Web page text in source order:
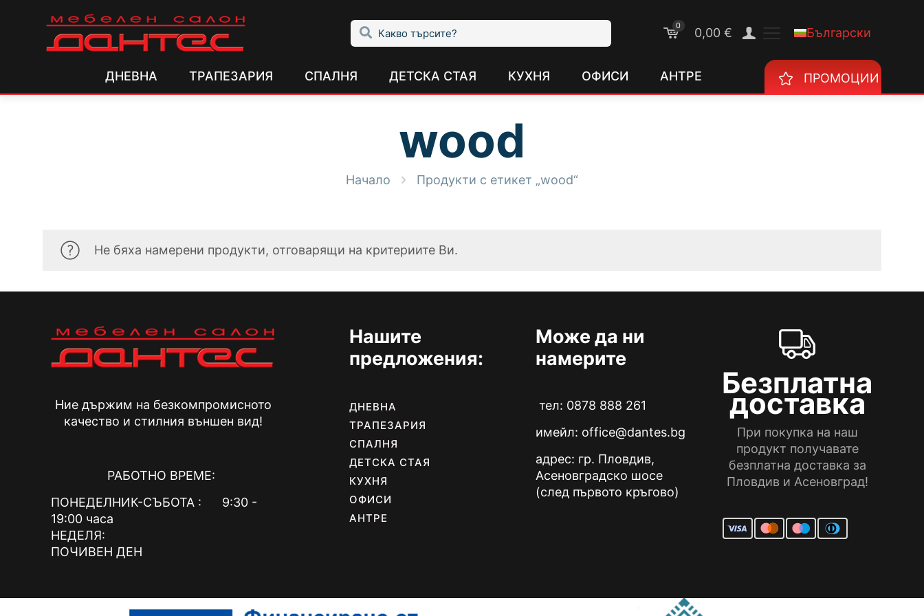
0 0,00 € Български
ДНЕВНА ТРАПЕЗАРИЯ СПАЛНЯ ДЕТСКА СТАЯ КУХНЯ ОФИСИ АНТРЕ ПРОМОЦИИ
wood
Начало Продукти с етикет „wood“
Не бяха намерени продукти, отговарящи на критериите Ви.
Ние държим на безкомпромисното
качество и стилния външен вид!
РАБОТНО ВРЕМЕ:
ПОНЕДЕЛНИК-СЪБОТА : 9:30 -
19:00 часа
НЕДЕЛЯ:
ПОЧИВЕН ДЕН
Нашите
предложения:
ДНЕВНА
ТРАПЕЗАРИЯ
СПАЛНЯ
ДЕТСКА СТАЯ
КУХНЯ
ОФИСИ
АНТРЕ
Може да ни
намерите
тел: 0878 888 261
имейл: office@dantes.bg
адрес: гр. Пловдив,
Асеновградско шосе
(след първото кръгово)
Безплатна
доставка
При покупка на наш
продукт получавате
безплатна доставка за
Пловдив и Асеновград!